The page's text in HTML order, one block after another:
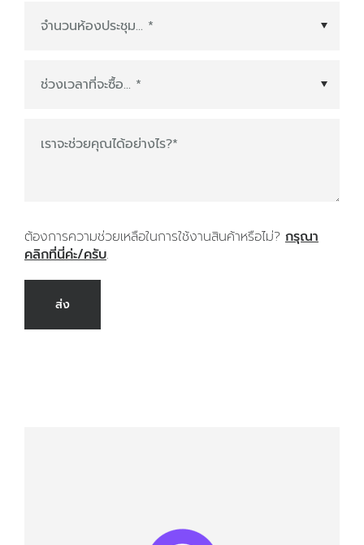
พันธมิตรระบบนิเวศ *
ช่วงเวลาที่จะซื้อ*
เราจะช่วยคุณได้อย่างไร?*
ต้องการความช่วยเหลือในการใช้งานสินค้าหรือไม่? กรุณา
คลิกที่นี่ค่ะ/ครับ.
ส่ง